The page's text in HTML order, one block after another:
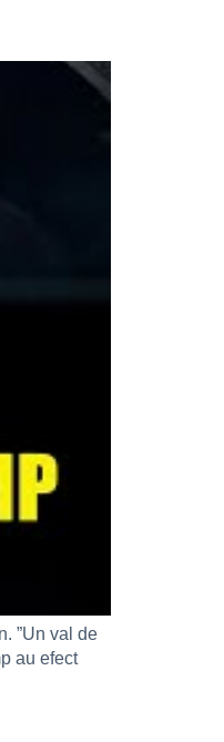
”Un val de
au efect